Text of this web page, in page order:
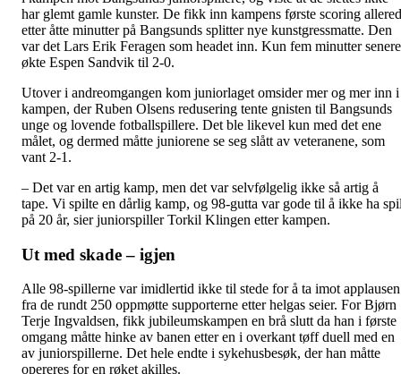
har glemt gamle kunster. De fikk inn kampens første scoring
etter åtte minutter på Bangsunds splitter nye kunstgressmatte. Den
var det Lars Erik Feragen som headet inn. Kun fem minutter senere
økte Espen Sandvik til 2-0.
Utover i andreomgangen kom juniorlaget omsider mer og mer inn i
kampen, der Ruben Olsens redusering tente gnisten til Bangsunds
unge og lovende fotballspillere. Det ble likevel kun med det ene
målet, og dermed måtte juniorene se seg slått av veteranene, som
vant 2-1.
– Det var en artig kamp, men det var selvfølgelig ikke så artig å
tape. Vi spilte en dårlig kamp, og 98-gutta var gode til å ikke ha
på 20 år, sier juniorspiller Torkil Klingen etter kampen.
Ut med skade – igjen
Alle 98-spillerne var imidlertid ikke til stede for å ta imot applausen
fra de rundt 250 oppmøtte supporterne etter helgas seier. For Bjørn
Terje Ingvaldsen, fikk jubileumskampen en brå slutt da han i første
omgang måtte hinke av banen etter en i overkant tøff duell med en
av juniorspillerne. Det hele endte i sykehusbesøk, der han måtte
opereres for en røket akilles.